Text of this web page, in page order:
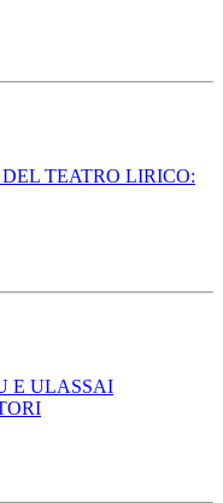
TEATRO LIRICO:
E ULASSAI